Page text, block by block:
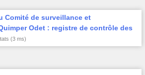
Comité de surveillance et
Odet : registre de contrôle des
(3 ms)